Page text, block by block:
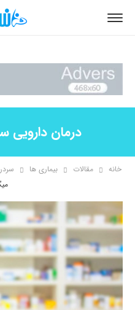
درمان دارویی
خانه مقالات بیماری ها